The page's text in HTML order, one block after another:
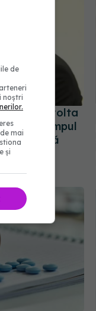
după revolta
timpul
la viață
de
noștri
mai
și